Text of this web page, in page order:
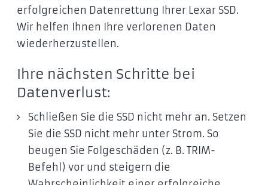
erfolgreichen Datenrettung Ihrer Lexar SSD.
Wir helfen Ihnen Ihre verlorenen Daten
wiederherzustellen.
Ihre nächsten Schritte bei
Datenverlust:
Schließen Sie die SSD nicht mehr an. Setzen
Sie die SSD nicht mehr unter Strom. So
beugen Sie Folgeschäden (z. B. TRIM-
Befehl) vor und steigern die